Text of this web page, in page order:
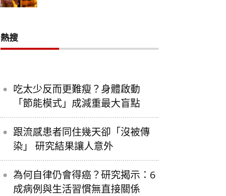
熱搜
吃太少反而更難瘦？身體啟動
「節能模式」成減重最大盲點
跟流感患者同住幾天卻「沒被傳
染」 研究結果讓人意外
為何自律仍會得癌？研究揭示：6
成病例與生活習慣無直接關係